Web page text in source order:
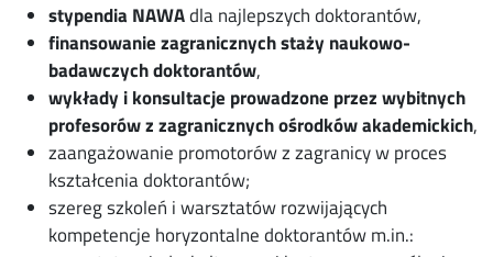
stypendia NAWAdla najlepszych doktorantów,
finansowanie zagranicznych staży naukowo-
badawczych doktorantów,
wykłady i konsultacje prowadzone przez wybitnych
profesorów z zagranicznych ośrodków akademickich,
zaangażowanie promotorów z zagranicy w proces
kształcenia doktorantów;
szereg szkoleń i warsztatów rozwijających
kompetencje horyzontalne doktorantów m.in.: